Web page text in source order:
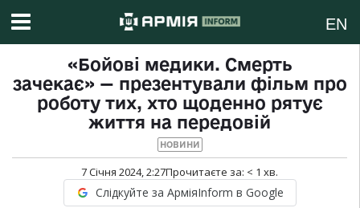
EN
«Бойові медики. Смерть
зачекає» — презентували фільм про
роботу тих, хто щоденно рятує
життя на передовій
НОВИНИ
7 Січня 2024, 2:27Прочитаєте за: < 1 хв.
Слідкуйте за АрміяInform в Google